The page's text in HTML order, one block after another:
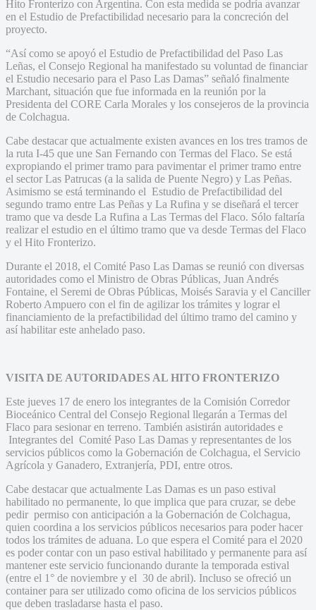
Hito Fronterizo con Argentina. Con esta medida se podría avanzar
en el Estudio de Prefactibilidad necesario para la concreción del
proyecto.
“Así como se apoyó el Estudio de Prefactibilidad del Paso Las
Leñas, el Consejo Regional ha manifestado su voluntad de financiar
el Estudio necesario para el Paso Las Damas” señaló finalmente
Marchant, situación que fue informada en la reunión por la
Presidenta del CORE Carla Morales y los consejeros de la provincia
de Colchagua.
Cabe destacar que actualmente existen avances en los tres tramos de
la ruta I-45 que une San Fernando con Termas del Flaco. Se está
expropiando el primer tramo para pavimentar el primer tramo entre
el sector Las Patrucas (a la salida de Puente Negro) y Las Peñas.
Asimismo se está terminando el Estudio de Prefactibilidad del
segundo tramo entre Las Peñas y La Rufina y se diseñará el tercer
tramo que va desde La Rufina a Las Termas del Flaco. Sólo faltaría
realizar el estudio en el último tramo que va desde Termas del Flaco
y el Hito Fronterizo.
Durante el 2018, el Comité Paso Las Damas se reunió con diversas
autoridades como el Ministro de Obras Públicas, Juan Andrés
Fontaine, el Seremi de Obras Públicas, Moisés Saravia y el Canciller
Roberto Ampuero con el fin de agilizar los trámites y lograr el
financiamiento de la prefactibilidad del último tramo del camino y
así habilitar este anhelado paso.
VISITA DE AUTORIDADES AL HITO FRONTERIZO
Este jueves 17 de enero los integrantes de la Comisión Corredor
Bioceánico Central del Consejo Regional llegarán a Termas del
Flaco para sesionar en terreno. También asistirán autoridades e
Integrantes del Comité Paso Las Damas y representantes de los
servicios públicos como la Gobernación de Colchagua, el Servicio
Agrícola y Ganadero, Extranjería, PDI, entre otros.
Cabe destacar que actualmente Las Damas es un paso estival
habilitado no permanente, lo que implica que para cruzar, se debe
pedir permiso con anticipación a la Gobernación de Colchagua,
quien coordina a los servicios públicos necesarios para poder hacer
todos los trámites de aduana. Lo que espera el Comité para el 2020
es poder contar con un paso estival habilitado y permanente para así
mantener este servicio funcionando durante la temporada estival
(entre el 1° de noviembre y el 30 de abril). Incluso se ofreció un
container para ser utilizado como oficina de los servicios públicos
que deben trasladarse hasta el paso.